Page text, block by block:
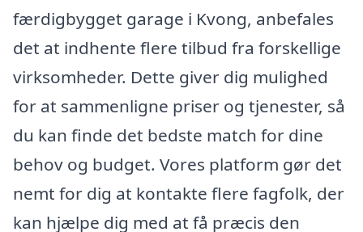
færdigbygget garage i Kvong, anbefales
det at indhente flere tilbud fra forskellige
virksomheder. Dette giver dig mulighed
for at sammenligne priser og tjenester, så
du kan finde det bedste match for dine
behov og budget. Vores platform gør det
nemt for dig at kontakte flere fagfolk, der
kan hjælpe dig med at få præcis den